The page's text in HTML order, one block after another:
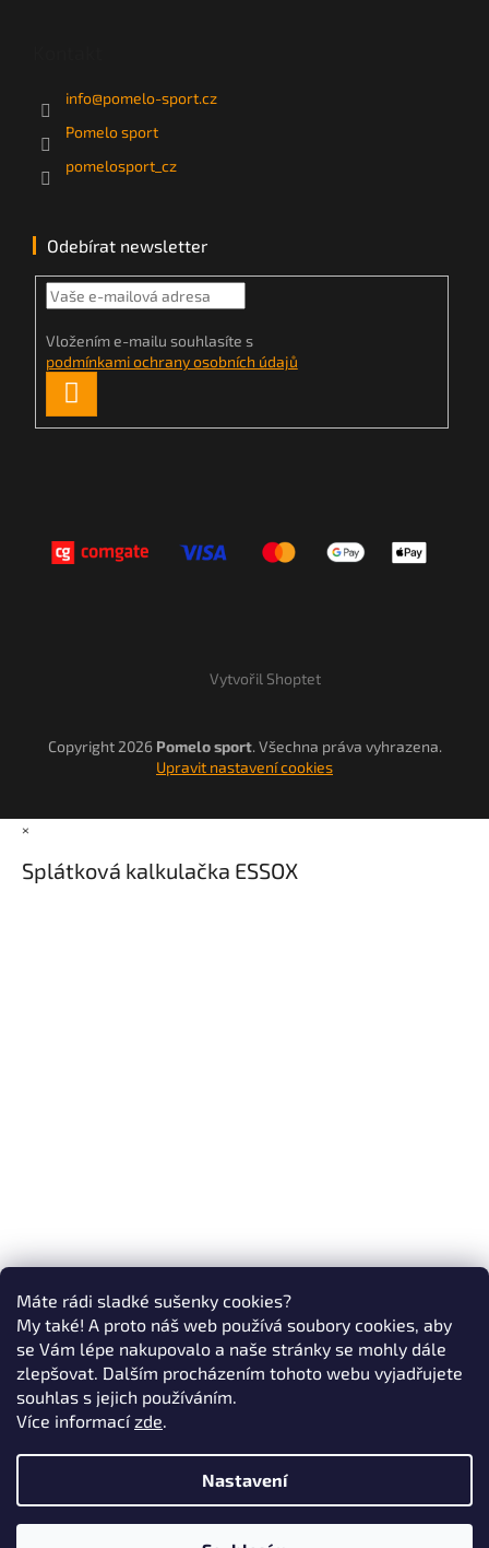
Máte rádi sladké sušenky cookies?
My také! A proto náš web používá soubory cookies, aby
se Vám lépe nakupovalo a naše stránky se mohly dále
zlepšovat. Dalším procházením tohoto webu vyjadřujete
souhlas s jejich používáním.
Více informacízde.
Nastavení
info@pomelo-sport.cz
Pomelo sport
pomelosport_cz
Odebírat newsletter
Vložením e-mailu souhlasíte s
podmínkami ochrany osobních údajů
SE
Vytvořil Shoptet
Copyright 2026 Pomelo sport. Všechna práva vyhrazena.
Upravit nastavení cookies
×
Splátková kalkulačka ESSOX